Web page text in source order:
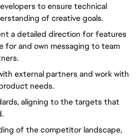
to ensure technical
of creative goals.
a detailed direction for features
for and own messaging to team
external partners and work with
needs.
aligning to the targets that
of the competitor landscape,